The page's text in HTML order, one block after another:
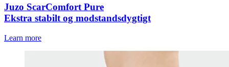
Juzo ScarComfort Pure
Ekstra stabilt og modstandsdygtigt
Learn more